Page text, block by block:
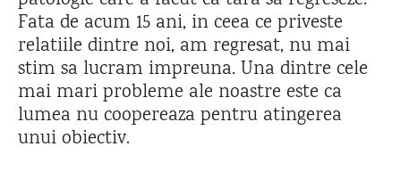
Fata de acum 15 ani, in ceea ce priveste
relatiile dintre noi, am regresat, nu mai
stim sa lucram impreuna. Una dintre cele
mai mari probleme ale noastre este ca
lumea nu coopereaza pentru atingerea
unui obiectiv.